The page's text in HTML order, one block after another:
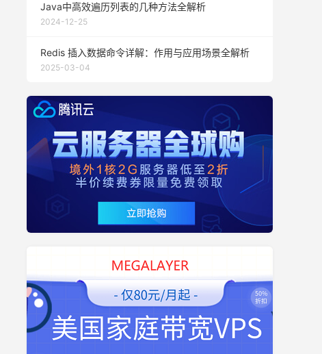
Java中高效遍历列表的几种方法全解析
2024-12-25
Redis 插入数据命令详解：作用与应用场景全解析
2025-03-04